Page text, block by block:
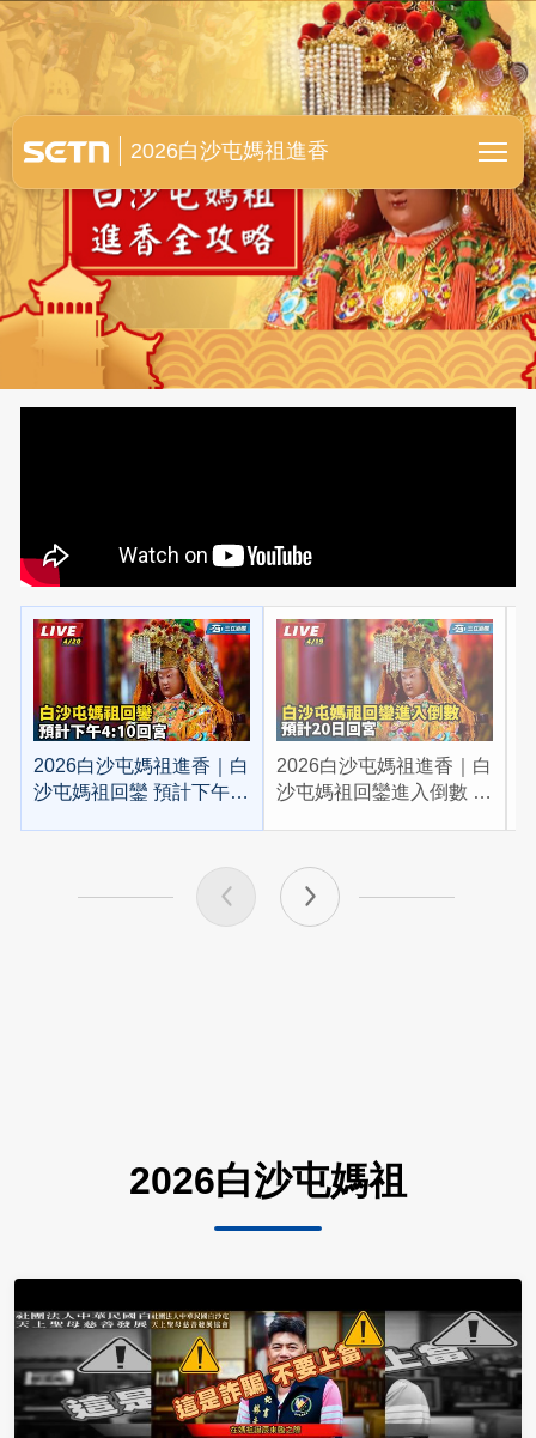
白沙屯媽祖進香全紀錄
2026白沙屯媽祖進香
2026白沙屯媽祖進香｜白
沙屯媽祖回鑾 預計下午
2026白沙屯媽祖進香｜白
沙屯媽祖回鑾進入倒數 預
2026白沙屯媽祖